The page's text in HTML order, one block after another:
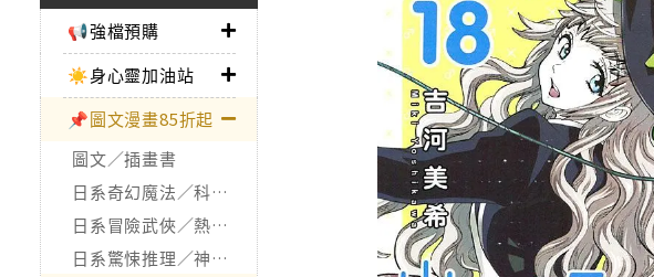
📢強檔預購
☀️身心靈加油站
📌圖文漫畫85折起
圖文／插畫書
日系奇幻魔法／科幻冒險
日系冒險武俠／熱血運動
日系驚悚推理／神怪靈異